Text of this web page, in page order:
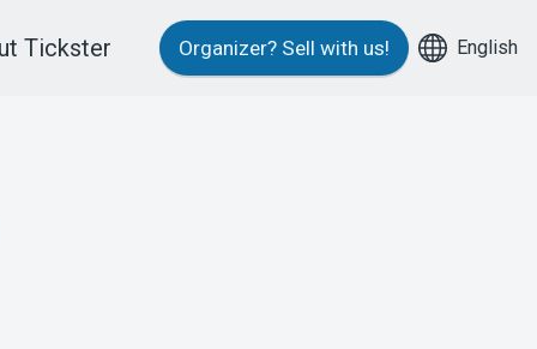
Tickster Organizer? Sell with us! English